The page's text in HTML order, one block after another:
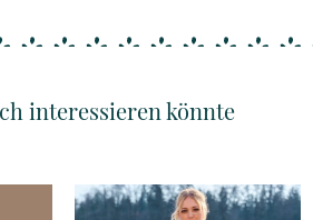
interessieren könnte